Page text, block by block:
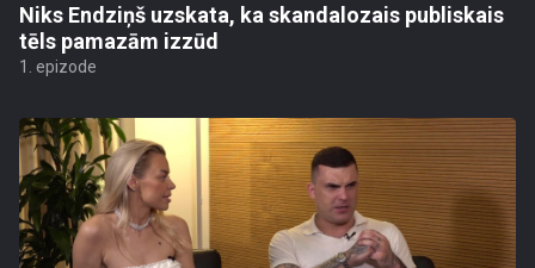
Niks Endziņš uzskata, ka skandalozais publiskais
tēls pamazām izzūd
1. epizode